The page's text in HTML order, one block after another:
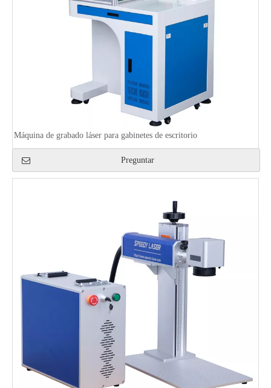
Máquina de grabado láser para gabinetes de escritorio
Preguntar